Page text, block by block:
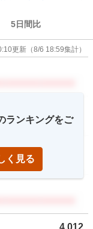
5日間比
更新 （8/6 18:59集計）
ランキングをご
く見る